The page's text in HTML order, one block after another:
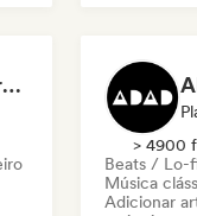
Dreamers Island Entertainment
> 4900
Beats / Lo-
Música
Adicionar